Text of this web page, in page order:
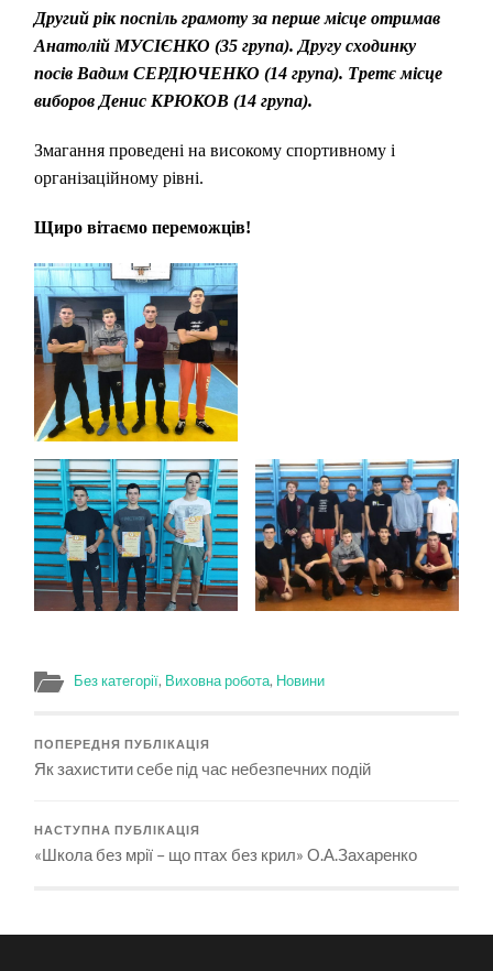
Другий рік поспіль грамоту за перше місце отримав
Анатолій МУСІЄНКО (35 група). Другу сходинку
посів Вадим СЕРДЮЧЕНКО (14 група). Третє місце
виборов Денис КРЮКОВ (14 група).
Змагання проведені на високому спортивному і
організаційному рівні.
Щиро вітаємо переможців!
Без категорії, Виховна робота, Новини
ПОПЕРЕДНЯ ПУБЛІКАЦІЯ
Як захистити себе під час небезпечних подій
НАСТУПНА ПУБЛІКАЦІЯ
«Школа без мрії – що птах без крил» О.А.Захаренко